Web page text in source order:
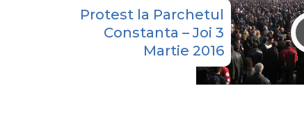
Protest la Parchetul
Constanta – Joi 3
Martie 2016